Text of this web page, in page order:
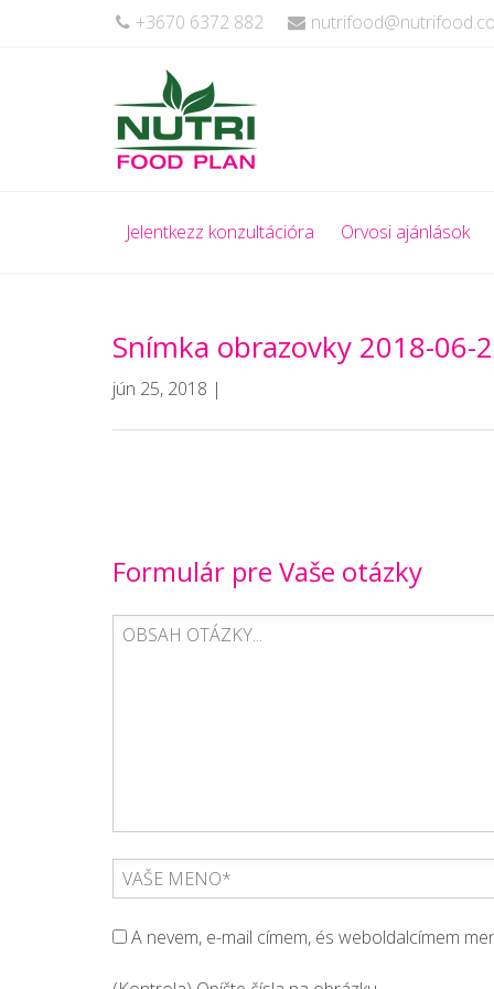
+3670 6372 882
Jelentkezz konzultációra Orvosi ajánlások
Snímka obrazovky 2018-06-
jún 25, 2018 |
Formulár pre Vaše otázky
A nevem, e-mail címem, és weboldalcímem